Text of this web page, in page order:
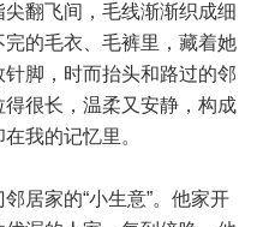
翻飞间，毛线渐渐织成细
的毛衣、毛裤里，藏着她
脚，时而抬头和路过的邻
很长，温柔又安静，构成
我的记忆里。
家的“小生意”。他家开